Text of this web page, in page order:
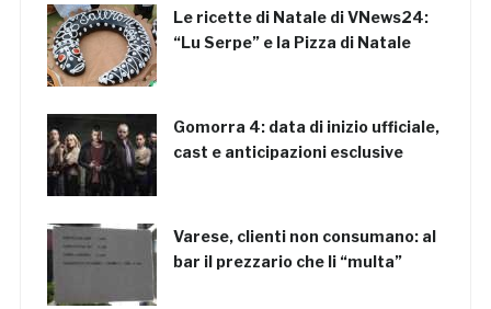
Le ricette di Natale di VNews24:
“Lu Serpe” e la Pizza di Natale
Gomorra 4: data di inizio ufficiale,
cast e anticipazioni esclusive
Varese, clienti non consumano: al
bar il prezzario che li “multa”